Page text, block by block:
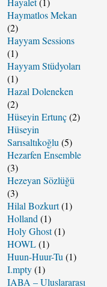
Haymatlos Mekan
(2)
Hayyam Sessions
(1)
Hayyam Stüdyoları
(1)
Hazal Doleneken
(2)
Hüseyin Ertunç(2)
Hüseyin
Sarısaltıkoğlu (5)
Hezarfen Ensemble
(3)
Hezeyan Sözlüğü
(3)
Hilal Bozkurt(1)
Holland (1)
Holy Ghost(1)
HOWL(1)
Huun-Huur-Tu (1)
I.mpty(1)
IABA – Uluslararası